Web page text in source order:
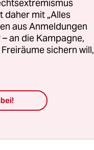
daher mit „Alles
aus Anmeldungen
an die Kampagne,
sichern will,